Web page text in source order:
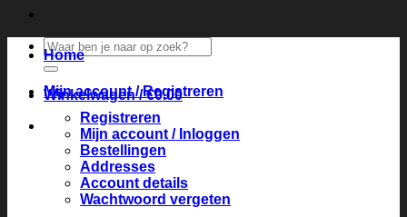
Zoeken
naar:
Winkelwagen /€0.00
Home
Mijn account / Registreren
Registreren
Mijn account / Inloggen
Bestellingen
Addresses
Account details
Wachtwoord vergeten